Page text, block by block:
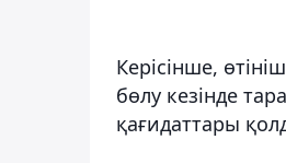
Керісінше,
бөлу кезінде
қағидаттары